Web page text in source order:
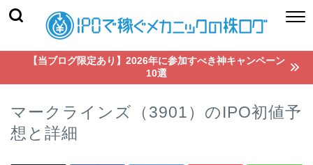
【当ブログ限定あり】2026年に参加すべき神キャンペーン
10選
マークラインズ（3901）のIPO初値予
想と詳細